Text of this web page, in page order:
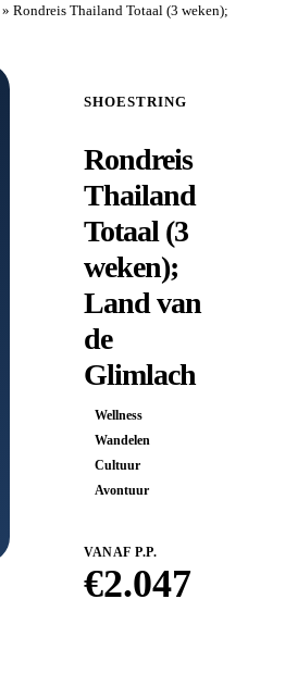
» Rondreis Thailand Totaal (3 weken);
SHOESTRING
Rondreis
Thailand
Totaal (3
weken);
Land van
de
Glimlach
Wellness
Wandelen
Cultuur
Avontuur
VANAF P.P.
€2.047